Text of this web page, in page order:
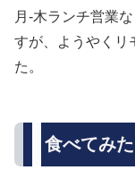
月-木ランチ営業
すが、ようやくリ
た。
食べてみた